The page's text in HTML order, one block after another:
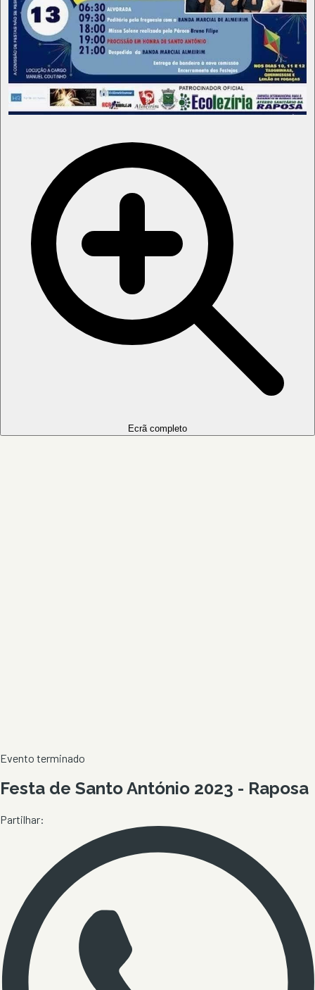
Ecrã completo
Evento terminado
Festa de Santo António 2023 - Raposa
Partilhar: